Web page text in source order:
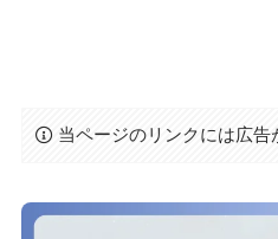
当ページのリンクには広告